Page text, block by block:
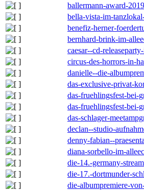
ballermann-award-
bella-vista-im-
benefiz-herner-
bernhard-brink-im-
caesar--cd-
circus-des-horrors-in-
danielle--die-
das-exclusive-privat-
das-fruehlingsfest-bei-
das-fruehlingsfest-bei-
das-schlager-
declan--studio-
denny-fabian--
diana-sorbello-im-
die-14.-germany-
die-17.-dortmunder-
die-albumpremiere-